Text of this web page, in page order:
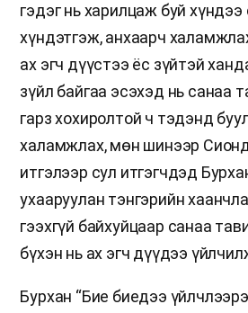
гэдэг нь харилцаж буй
хүндэтгэж, анхаарч
ах эгч дүүстээ ёс зүйтэй
зүйл байгаа эсэхэд нь санаа
гарз хохиролтой ч тэдэнд
халамжлах, мөн шинээр
итгэлээр сул итгэгчдэд
ухааруулан тэнгэрийн
гээхгүй байхуйцаар санаа
бүхэн нь ах эгч дүүдээ
Бурхан “Бие биедээ